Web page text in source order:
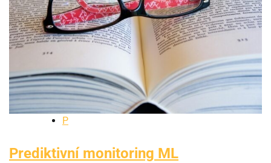
P
Prediktivní monitoring ML